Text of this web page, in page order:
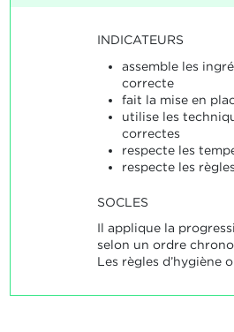
INDICATEURS
assemble les
correcte
fait la mise en
utilise les
correctes
respecte les
respecte les
SOCLES
Il applique la
selon un ordre
Les règles d’hygiène